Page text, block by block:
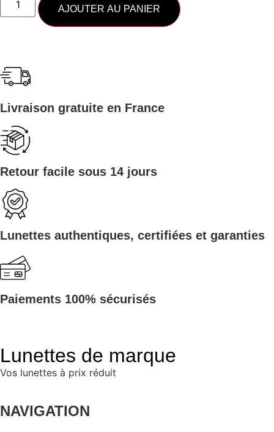
AJOUTER AU PANIER
Livraison gratuite en France
Retour facile sous 14 jours
Lunettes authentiques, certifiées et garanties
Paiements 100% sécurisés
Lunettes de marque
Vos lunettes à prix réduit
NAVIGATION